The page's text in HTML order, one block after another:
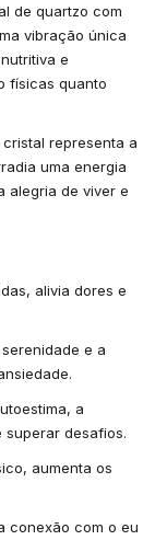
de quartzo com
vibração única
e
físicas quanto
representa a
uma energia
alegria de viver e
alivia dores e
e a
a
desafios.
aumenta os
conexão com o eu